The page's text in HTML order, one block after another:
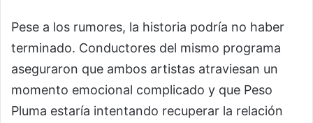
Pese a los rumores, la historia podría no haber
terminado. Conductores del mismo programa
aseguraron que ambos artistas atraviesan un
momento emocional complicado y que Peso
Pluma estaría intentando recuperar la relación